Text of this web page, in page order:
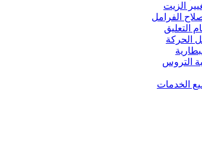
الزيت
الفرامل
التعليق
الحركة
التروس
الخدمات